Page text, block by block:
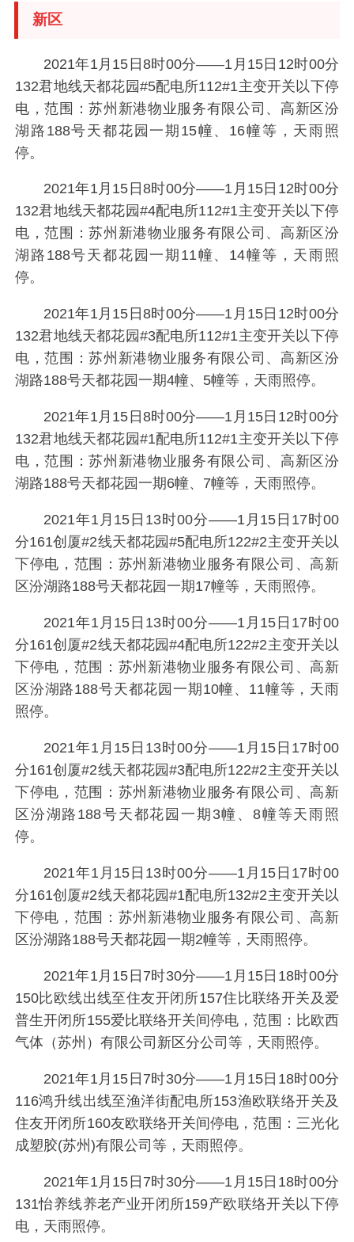
新区
2021年1月15日8时00分——1月15日12时00分
132君地线天都花园#5配电所112#1主变开关以下停
电，范围：苏州新港物业服务有限公司、高新区汾
湖路188号天都花园一期15幢、16幢等，天雨照
停。
2021年1月15日8时00分——1月15日12时00分
132君地线天都花园#4配电所112#1主变开关以下停
电，范围：苏州新港物业服务有限公司、高新区汾
湖路188号天都花园一期11幢、14幢等，天雨照
停。
2021年1月15日8时00分——1月15日12时00分
132君地线天都花园#3配电所112#1主变开关以下停
电，范围：苏州新港物业服务有限公司、高新区汾
湖路188号天都花园一期4幢、5幢等，天雨照停。
2021年1月15日8时00分——1月15日12时00分
132君地线天都花园#1配电所112#1主变开关以下停
电，范围：苏州新港物业服务有限公司、高新区汾
湖路188号天都花园一期6幢、7幢等，天雨照停。
2021年1月15日13时00分——1月15日17时00
分161创厦#2线天都花园#5配电所122#2主变开关以
下停电，范围：苏州新港物业服务有限公司、高新
区汾湖路188号天都花园一期17幢等，天雨照停。
2021年1月15日13时00分——1月15日17时00
分161创厦#2线天都花园#4配电所122#2主变开关以
下停电，范围：苏州新港物业服务有限公司、高新
区汾湖路188号天都花园一期10幢、11幢等，天雨
照停。
2021年1月15日13时00分——1月15日17时00
分161创厦#2线天都花园#3配电所122#2主变开关以
下停电，范围：苏州新港物业服务有限公司、高新
区汾湖路188号天都花园一期3幢、8幢等天雨照
停。
2021年1月15日13时00分——1月15日17时00
分161创厦#2线天都花园#1配电所132#2主变开关以
下停电，范围：苏州新港物业服务有限公司、高新
区汾湖路188号天都花园一期2幢等，天雨照停。
2021年1月15日7时30分——1月15日18时00分
150比欧线出线至住友开闭所157住比联络开关及爱
普生开闭所155爱比联络开关间停电，范围：比欧西
气体（苏州）有限公司新区分公司等，天雨照停。
2021年1月15日7时30分——1月15日18时00分
116鸿升线出线至渔洋街配电所153渔欧联络开关及
住友开闭所160友欧联络开关间停电，范围：三光化
成塑胶(苏州)有限公司等，天雨照停。
2021年1月15日7时30分——1月15日18时00分
131怡养线养老产业开闭所159产欧联络开关以下停
电，天雨照停。